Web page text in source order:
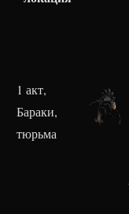
1 акт,
Бараки,
тюрьма